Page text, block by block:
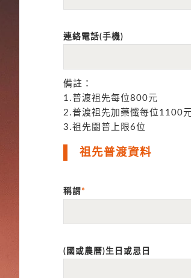
連絡電話(手機)
備註：
1.普渡祖先每位800元
2.普渡祖先加藥懺每位1100
3.祖先闔普上限6位
祖先普渡資料
稱謂*
(國或農曆)生日或忌日